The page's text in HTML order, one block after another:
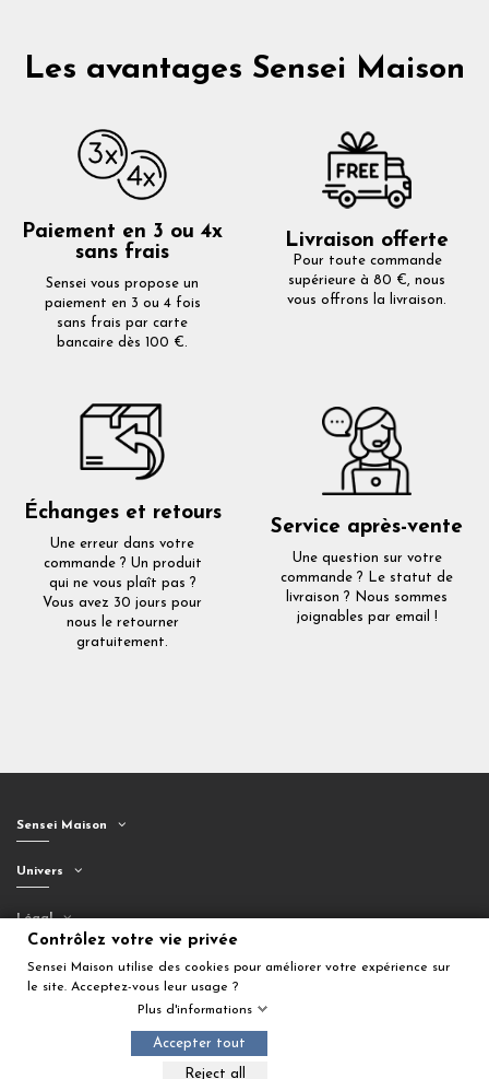
Les avantages Sensei Maison
Paiement en 3 ou 4x
sans frais
Sensei vous propose un
paiement en 3 ou 4 fois
sans frais par carte
bancaire dès 100 €.
Livraison offerte
Pour toute commande
supérieure à 80 €, nous
vous offrons la livraison.
Échanges et retours
Une erreur dans votre
commande ? Un produit
qui ne vous plaît pas ?
Vous avez 30 jours pour
nous le retourner
gratuitement.
Service après-vente
Une question sur votre
commande ? Le statut de
livraison ? Nous sommes
joignables par email !
Sensei Maison
Univers
Légal
Suivez-nous
Contrôlez votre vie privée
Sensei Maison utilise des cookies pour améliorer votre expérience sur
le site. Acceptez-vous leur usage ?
Plus d'informations
Accepter tout
Reject all